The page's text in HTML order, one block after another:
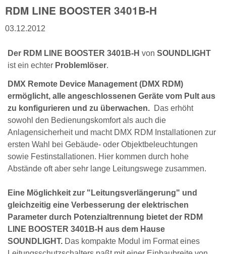
RDM LINE BOOSTER 3401B-H
03.12.2012
Der RDM LINE BOOSTER 3401B-H von SOUNDLIGHT
ist ein echter Problemlöser.
DMX Remote Device Management (DMX RDM)
ermöglicht, alle angeschlossenen Geräte vom Pult aus
zu konfigurieren und zu überwachen. Das erhöht
sowohl den Bedienungskomfort als auch die
Anlagensicherheit und macht DMX RDM Installationen zur
ersten Wahl bei Gebäude- oder Objektbeleuchtungen
sowie Festinstallationen. Hier kommen durch hohe
Abstände oft aber sehr lange Leitungswege zusammen.
Eine Möglichkeit zur "Leitungsverlängerung" und
gleichzeitig eine Verbesserung der elektrischen
Parameter durch Potenzialtrennung bietet der RDM
LINE BOOSTER 3401B-H aus dem Hause
SOUNDLIGHT. Das kompakte Modul im Format eines